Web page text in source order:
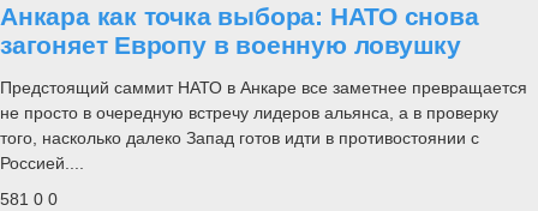
Анкара как точка выбора: НАТО снова
загоняет Европу в военную ловушку
Предстоящий саммит НАТО в Анкаре все заметнее превращается
не просто в очередную встречу лидеров альянса, а в проверку
того, насколько далеко Запад готов идти в противостоянии с
Россией....
581 0 0